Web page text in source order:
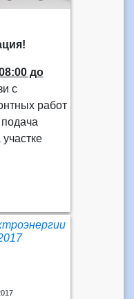
до
с
работ